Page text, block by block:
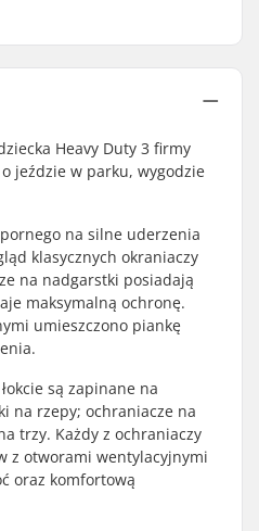
Heavy Duty 3 firmy
jeździe w parku, wygodzie
na silne uderzenia
klasycznych okraniaczy
na nadgarstki posiadają
maksymalną ochronę.
umieszczono piankę
są zapinane na
na rzepy; ochraniacze na
trzy. Każdy z ochraniaczy
z otworami wentylacyjnymi
oraz komfortową